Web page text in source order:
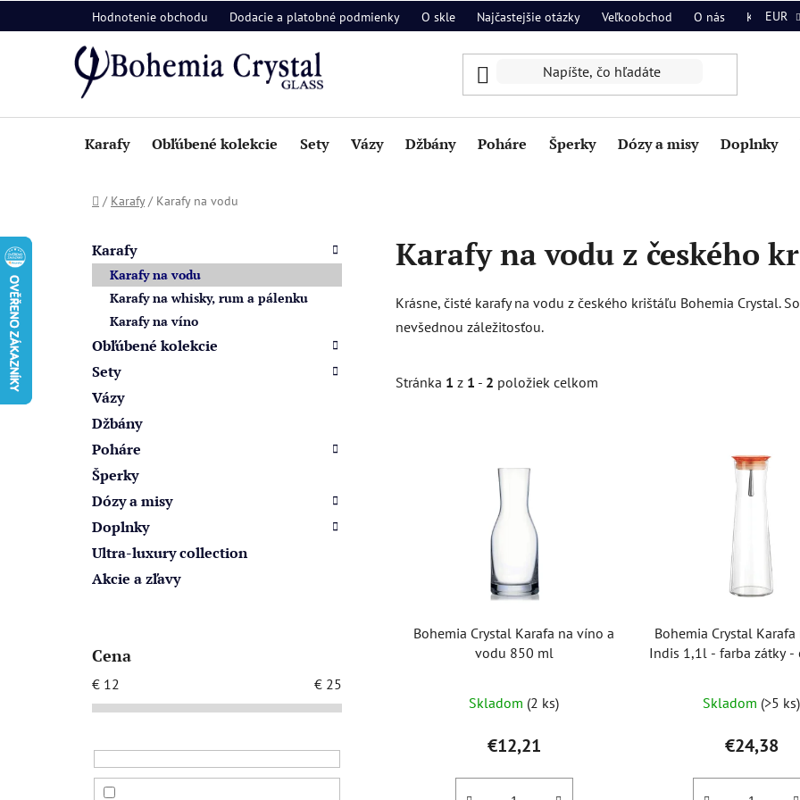
na
Hodnotenie obchodu Dodacie a platobné podmienky O skle Najčastejšie otázky Veľkoobchod O nás Kontakt
EUR
Karafy Obľúbené kolekcie Sety Vázy Džbány Poháre Šperky Dózy a misy Doplnky
Domov
/ Karafy / Karafy na vodu
kategórie
Karafy
Karafy na vodu
Karafy na whisky, rum a pálenku
Karafy na víno
Obľúbené kolekcie
Sety
Vázy
Džbány
Poháre
Šperky
Dózy a misy
Doplnky
Ultra-luxury collection
Akcie a zľavy
Cena
€ 12 € 25
Karafy na vodu z českého
Krásne, čisté karafy na vodu z českého krištáľu Bohemia Crystal.
nevšednou záležitosťou.
Stránka 1 z 1 - 2 položiek celkom
Bohemia Crystal Karafa na víno a
vodu 850 ml
Skladom (2 ks)
€12,21
Bohemia Crystal
Indis 1,1l - farba zátky -
produktu
je
3,0
Skladom (>5 ks)
€24,38